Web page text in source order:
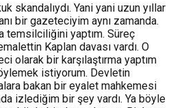
skandalıydı. Yani yani uzun yıllar
bir gazeteciyim aynı zamanda.
temsilciliğini yaptım. Süreç
Kaplan davası vardı. O
olarak bir karşılaştırma yaptım
istiyorum. Devletin
bakan bir eyalet mahkemesi
izlediğim bir şey vardı. Ya böyle